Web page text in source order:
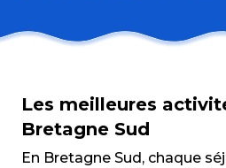
Moulin de Bilion
Mégalithe du Jardin aux
Pêche parcours Etang de
Chapelle Saint-Barthélémy
Les meilleures
Bretagne Sud
En Bretagne Sud, chaque